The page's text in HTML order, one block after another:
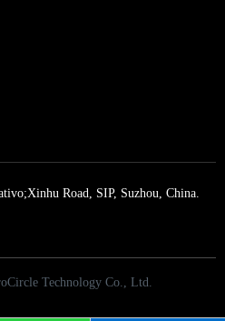
Road, SIP, Suzhou, China.
Technology Co., Ltd.